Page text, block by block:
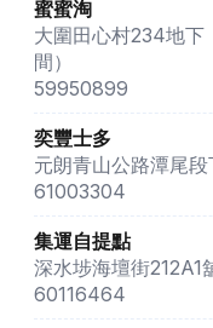
蜜蜜淘
大圍田心村234地下
間）
59950899
奕豐士多
元朗青山公路潭尾
61003304
集運自提點
深水埗海壇街212A1
60116464